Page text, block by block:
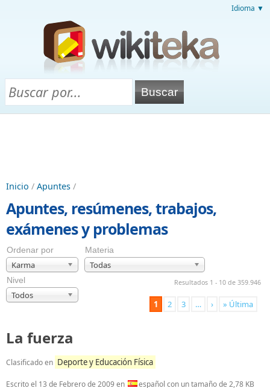
Idioma ▼
Inicio / Apuntes /
Apuntes, resúmenes, trabajos,
exámenes y problemas
Ordenar por
Karma
Materia
Todas
Nivel
Todos
Resultados 1 - 10 de 359.946
1 2 3 … › » Última
La fuerza
Clasificado en Deporte y Educación Física
Escrito el 13 de Febrero de 2009en español con un tamaño de 2,78 KB